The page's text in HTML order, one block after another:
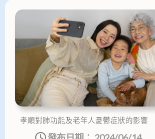
孝順對肺功能及老年人憂鬱症狀的影響